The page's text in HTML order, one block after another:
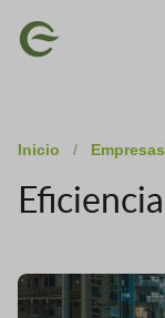
Imagen
Inicio / Empresas
Eficiencia
Imagen